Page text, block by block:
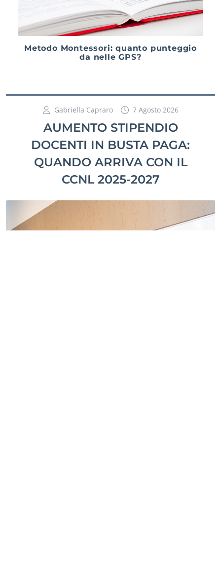
Metodo Montessori: quanto punteggio
da nelle GPS?
Gabriella Capraro 7 Agosto 2026
AUMENTO STIPENDIO
DOCENTI IN BUSTA PAGA:
QUANDO ARRIVA CON IL
CCNL 2025-2027